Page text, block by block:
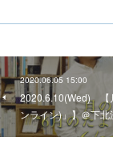
2020.06.05 15:00
2020.6.10(Wed) 【
ンライン)」】＠下北